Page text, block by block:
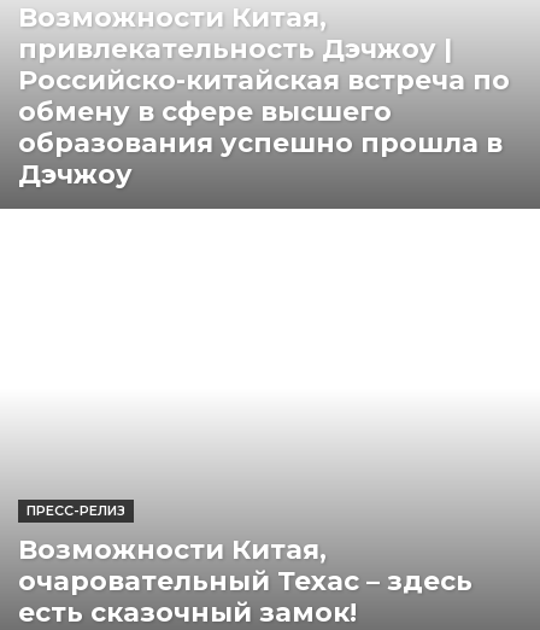
Возможности Китая,
привлекательность Дэчжоу |
Российско-китайская встреча по
обмену в сфере высшего
образования успешно прошла в
Дэчжоу
ПРЕСС-РЕЛИЗ
Возможности Китая,
очаровательный Техас – здесь
есть сказочный замок!